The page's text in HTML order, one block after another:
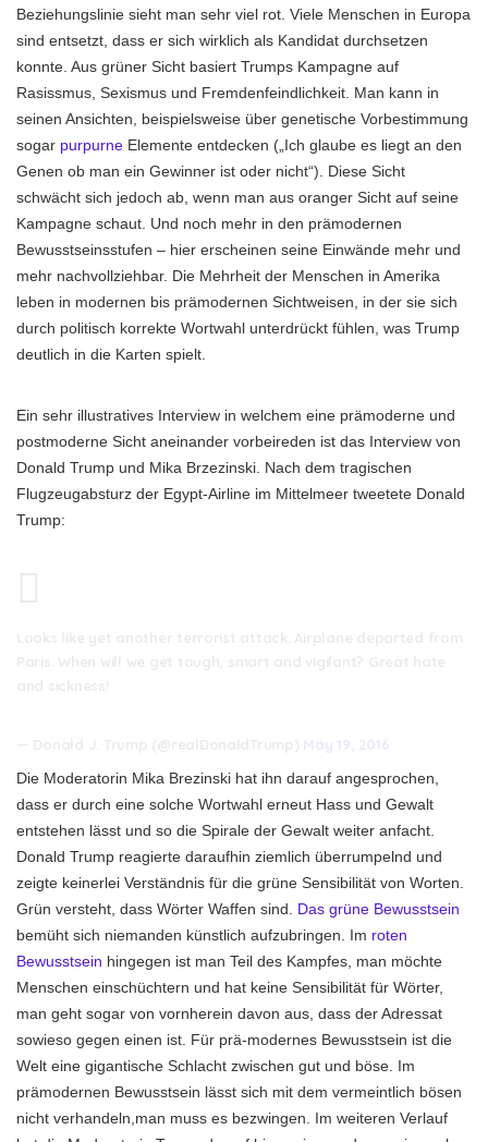
Beziehungslinie sieht man sehr viel rot. Viele Menschen in Europa
sind entsetzt, dass er sich wirklich als Kandidat durchsetzen
konnte. Aus grüner Sicht basiert Trumps Kampagne auf
Rasissmus, Sexismus und Fremdenfeindlichkeit. Man kann in
seinen Ansichten, beispielsweise über genetische Vorbestimmung
sogar purpurne Elemente entdecken („Ich glaube es liegt an den
Genen ob man ein Gewinner ist oder nicht“). Diese Sicht
schwächt sich jedoch ab, wenn man aus oranger Sicht auf seine
Kampagne schaut. Und noch mehr in den prämodernen
Bewusstseinsstufen – hier erscheinen seine Einwände mehr und
mehr nachvollziehbar. Die Mehrheit der Menschen in Amerika
leben in modernen bis prämodernen Sichtweisen, in der sie sich
durch politisch korrekte Wortwahl unterdrückt fühlen, was Trump
deutlich in die Karten spielt.
Ein sehr illustratives Interview in welchem eine prämoderne und
postmoderne Sicht aneinander vorbeireden ist das Interview von
Donald Trump und Mika Brzezinski. Nach dem tragischen
Flugzeugabsturz der Egypt-Airline im Mittelmeer tweetete Donald
Trump:
May 19, 2016
Die Moderatorin Mika Brezinski hat ihn darauf angesprochen,
dass er durch eine solche Wortwahl erneut Hass und Gewalt
entstehen lässt und so die Spirale der Gewalt weiter anfacht.
Donald Trump reagierte daraufhin ziemlich überrumpelnd und
zeigte keinerlei Verständnis für die grüne Sensibilität von Worten.
Grün versteht, dass Wörter Waffen sind. Das grüne Bewusstsein
bemüht sich niemanden künstlich aufzubringen. Im roten
Bewusstsein hingegen ist man Teil des Kampfes, man möchte
Menschen einschüchtern und hat keine Sensibilität für Wörter,
man geht sogar von vornherein davon aus, dass der Adressat
sowieso gegen einen ist. Für prä-modernes Bewusstsein ist die
Welt eine gigantische Schlacht zwischen gut und böse. Im
prämodernen Bewusstsein lässt sich mit dem vermeintlich bösen
nicht verhandeln,man muss es bezwingen. Im weiteren Verlauf